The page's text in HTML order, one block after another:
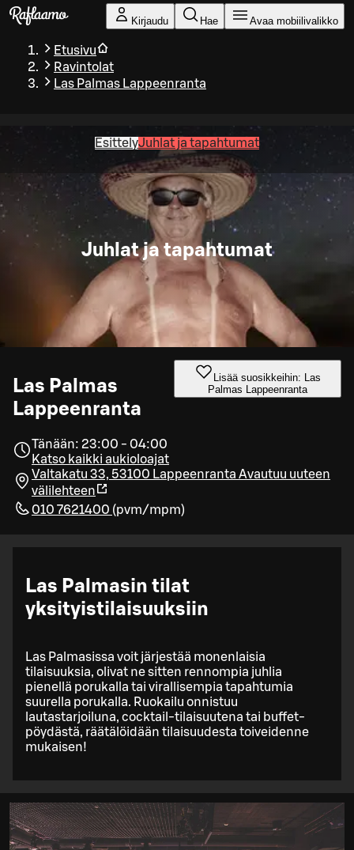
Siirry pääsisältöön
Kirjaudu Hae Avaa mobiilivalikko
Etusivu
Ravintolat
Las Palmas Lappeenranta
EsittelyJuhlat ja tapahtumat
Juhlat ja tapahtumat
Las Palmas
Lappeenranta
Lisää suosikkeihin: Las
Palmas Lappeenranta
Tänään: 23:00 - 04:00
Katso kaikki aukioloajat
Valtakatu 33, 53100 Lappeenranta Avautuu uuteen
välilehteen
010 7621400 (pvm/mpm)
Las Palmasin tilat
yksityistilaisuuksiin
Las Palmasissa voit järjestää monenlaisia
tilaisuuksia, olivat ne sitten rennompia juhlia
pienellä porukalla tai virallisempia tapahtumia
suurella porukalla. Ruokailu onnistuu
lautastarjoiluna, cocktail-tilaisuutena tai buffet-
pöydästä, räätälöidään tilaisuudesta toiveidenne
mukaisen!